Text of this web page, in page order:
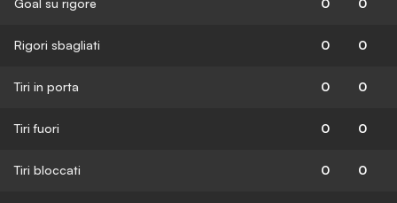
Goal su rigore 0 0
Rigori sbagliati 0 0
Tiri in porta 0 0
Tiri fuori 0 0
Tiri bloccati 0 0